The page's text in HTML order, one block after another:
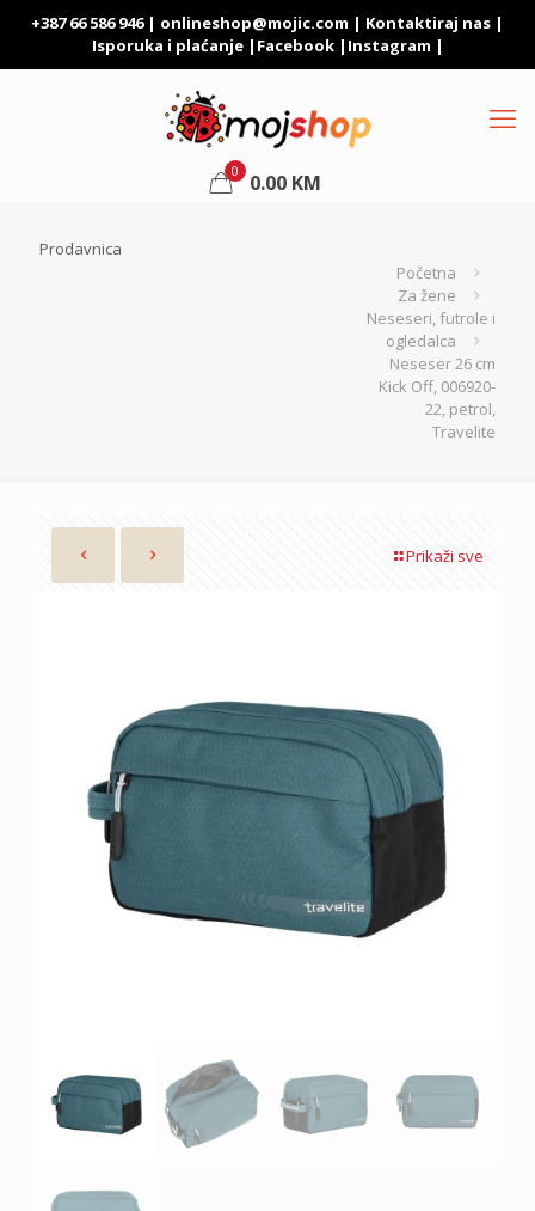
+387 66 586 946 | onlineshop@mojic.com | Kontaktiraj nas |
Isporuka i plaćanje| Facebook| Instagram |
0 0.00 KM
Prodavnica
Početna
Za žene
Neseseri, futrole i
ogledalca
Neseser 26 cm
Kick Off, 006920-
22, petrol,
Travelite
Prikaži sve